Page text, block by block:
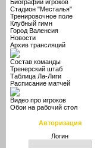
Биографии игроков
Стадион "Месталья"
Тренировочное поле
Клубный гимн
Город Валенсия
Новости
Архив трансляций
Состав команды
Тренерский штаб
Таблица Ла-Лиги
Расписание матчей
Видео про игроков
Обои на рабочий стол
Авторизация
Логин